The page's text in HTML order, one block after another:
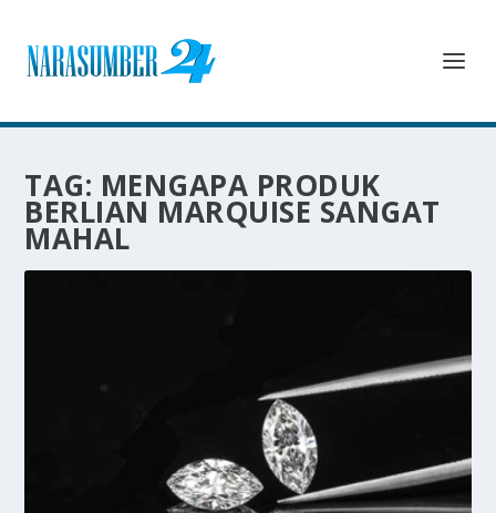
TAG: MENGAPA PRODUK
BERLIAN MARQUISE SANGAT
MAHAL